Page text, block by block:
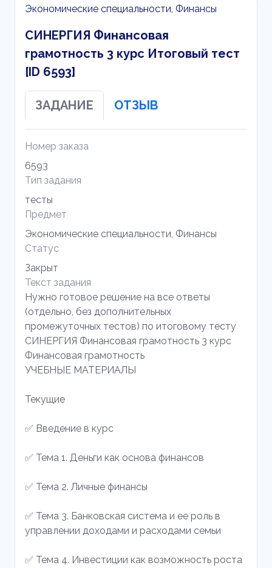
Экономические специальности, Финансы
СИНЕРГИЯ Финансовая
грамотность 3 курс Итоговый тест
[ID 6593]
ЗАДАНИЕ ОТЗЫВ
Номер заказа
6593
Тип задания
тесты
Предмет
Экономические специальности, Финансы
Статус
Закрыт
Текст задания
Нужно готовое решение на все ответы
(отдельно, без дополнительных
промежуточных тестов) по итоговому тесту
СИНЕРГИЯ Финансовая грамотность 3 курс
Финансовая грамотность
УЧЕБНЫЕ МАТЕРИАЛЫ
Текущие
✅ Введение в курс
✅ Тема 1. Деньги как основа финансов
✅ Тема 2. Личные финансы
✅ Тема 3. Банковская система и ее роль в
управлении доходами и расходами семьи
✅ Тема 4. Инвестиции как возможность роста